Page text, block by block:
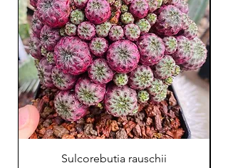
Sulcorebutia rauschii